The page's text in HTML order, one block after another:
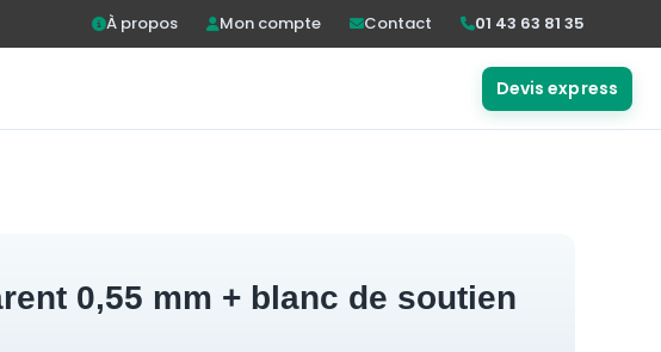
À propos Mon compte Contact 01 43 63 81 35
Devis express